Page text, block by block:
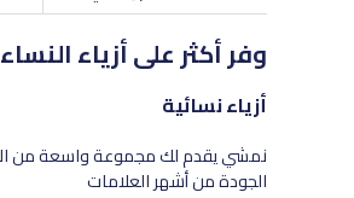
وفر أكثر على أزياء
أزياء نسائية
نمشي يقدم لك مجموعة واسعة من
الجودة من أشهر العلامات